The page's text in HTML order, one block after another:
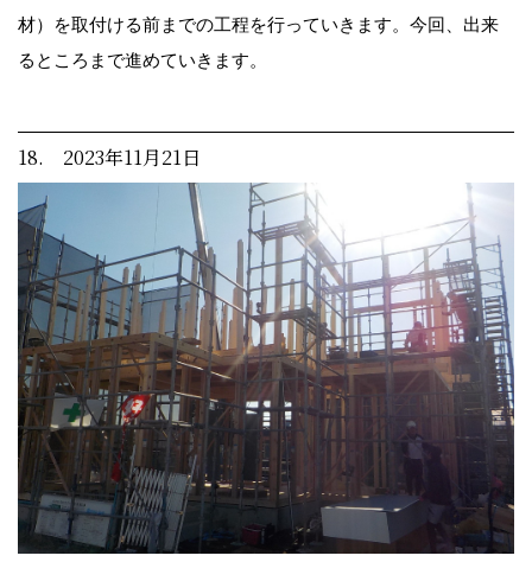
材）を取付ける前までの工程を行っていきます。今回、出来
るところまで進めていきます。
18. 2023年11月21日